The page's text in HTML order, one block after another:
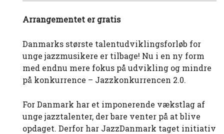
Arrangementet er gratis
Danmarks største talentudviklingsforløb for
unge jazzmusikere er tilbage! Nu i en ny form
med endnu mere fokus på udvikling og mindre
på konkurrence – Jazzkonkurrencen 2.0.
For Danmark har et imponerende vækstlag af
unge jazztalenter, der bare venter på at blive
opdaget. Derfor har JazzDanmark taget initiativ